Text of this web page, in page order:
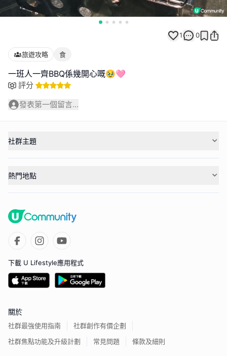
1 0
旅遊攻略 食
一班人一齊BBQ係幾開心嘅🥹🩷
評分
發表第一個留言...
社群主題
熱門地點
下載 U Lifestyle應用程式
關於
社群最強使用指南
社群創作有價企劃
社群焦點功能及升級計劃
常見問題 條款及細則